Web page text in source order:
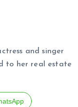
and singer
to her real estate